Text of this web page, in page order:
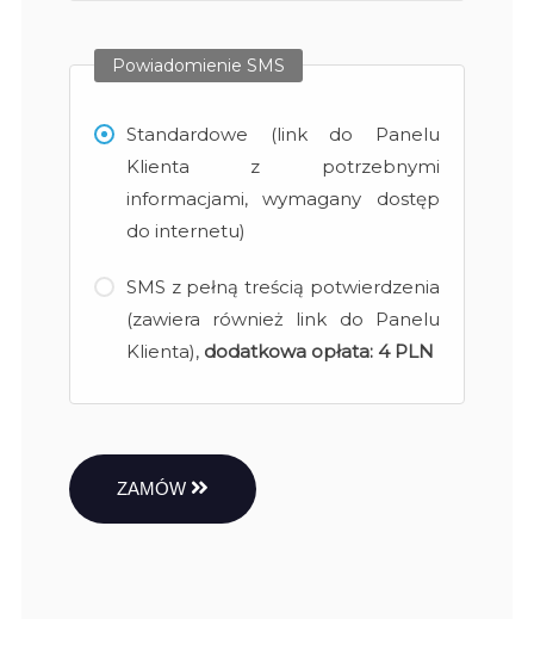
Powiadomienie SMS
Standardowe (link do Panelu
Klienta z potrzebnymi
informacjami, wymagany dostęp
do internetu)
SMS z pełną treścią potwierdzenia
(zawiera również link do Panelu
Klienta), dodatkowa opłata: 4 PLN
ZAMÓW